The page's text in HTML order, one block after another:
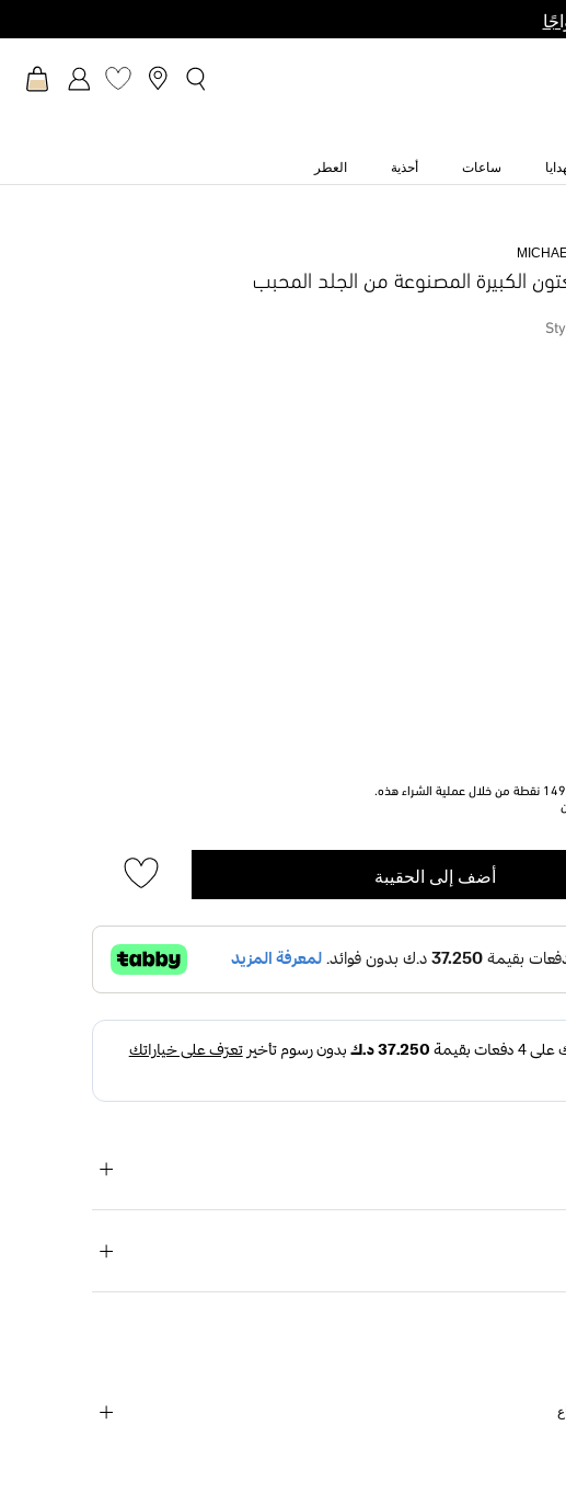
ساعات أحذية العطر
الكبيرة المصنوعة من الجلد المحبب
149 نقطة من خلال عملية الشراء هذه.
أضف إلى الحقيبة